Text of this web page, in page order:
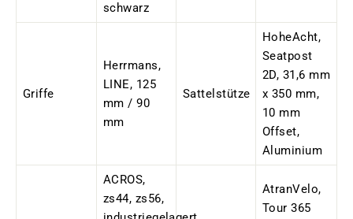
schwarz
Griffe
Herrmans,
LINE, 125
mm / 90
mm
Sattelstütze
HoheAcht,
Seatpost
2D, 31,6 mm
x 350 mm,
10 mm
Offset,
Aluminium
ACROS,
zs44, zs56,
AtranVelo,
Tour 365